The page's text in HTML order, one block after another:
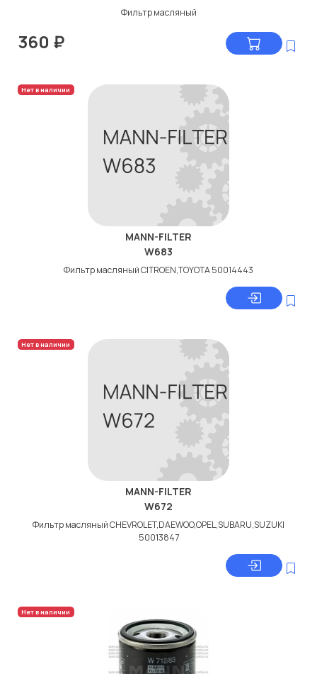
Фильтр масляный
360 ₽
Нет в наличии
MANN-FILTER
W683
Фильтр масляный CITROEN,TOYOTA 50014443
Нет в наличии
MANN-FILTER
W672
Фильтр масляный CHEVROLET,DAEWOO,OPEL,SUBARU,SUZUKI
50013847
Нет в наличии